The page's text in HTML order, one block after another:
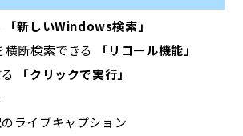
「新しいWindows検索」
横断検索できる
「リコール機能」
「クリックで実行」
ライブキャプション